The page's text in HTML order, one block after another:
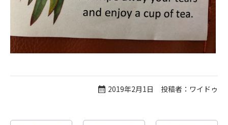
2019年2月1日 投稿者：ワイドゥ